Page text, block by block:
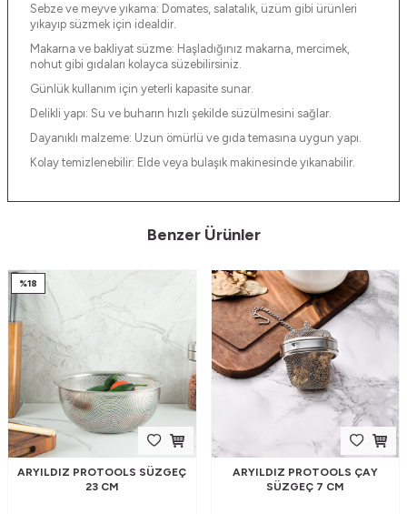
Sebze ve meyve yıkama: Domates, salatalık, üzüm gibi ürünleri
yıkayıp süzmek için idealdir.
Makarna ve bakliyat süzme: Haşladığınız makarna, mercimek,
nohut gibi gıdaları kolayca süzebilirsiniz.
Günlük kullanım için yeterli kapasite sunar.
Delikli yapı: Su ve buharın hızlı şekilde süzülmesini sağlar.
Dayanıklı malzeme: Uzun ömürlü ve gıda temasına uygun yapı.
Kolay temizlenebilir: Elde veya bulaşık makinesinde yıkanabilir.
Benzer Ürünler
%18
ARYILDIZ PROTOOLS SÜZGEÇ
23 CM
ARYILDIZ PROTOOLS ÇAY
SÜZGEÇ 7 CM